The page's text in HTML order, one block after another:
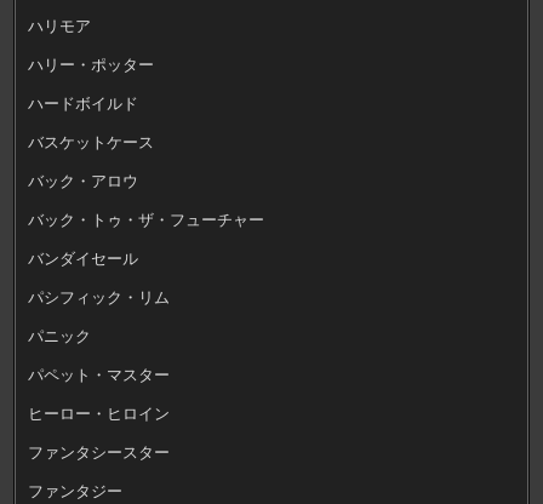
ハリモア
ハリー・ポッター
ハードボイルド
バスケットケース
バック・アロウ
バック・トゥ・ザ・フューチャー
バンダイセール
パシフィック・リム
パニック
パペット・マスター
ヒーロー・ヒロイン
ファンタシースター
ファンタジー